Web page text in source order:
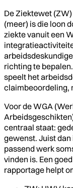
De Ziektewet
(meer) is die loon
ziekte vanuit een
richting te
speelt het
claimbeoordeling,
Voor de WGA
centraal staat:
gewenst. Juist
passend werk
vinden is. Een
rapportage helpt